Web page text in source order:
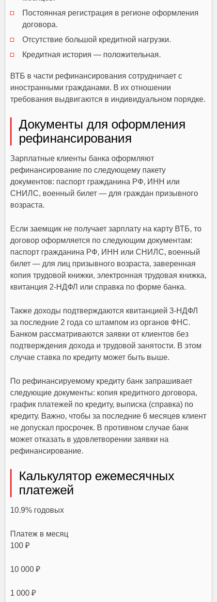
Постоянная регистрация в регионе оформления
договора.
Отсутствие большой кредитной нагрузки.
Кредитная история — положительная.
ВТБ в части рефинансирования сотрудничает с
иностранными гражданами. В их отношении
требования выдвигаются в индивидуальном порядке.
Документы для оформления
рефинансирования
Зарплатные клиенты банка оформляют
рефинансирование по следующему пакету
документов: паспорт гражданина РФ, ИНН или
СНИЛС, военный билет — для граждан призывного
возраста.
Если заемщик не получает зарплату на карту ВТБ, то
договор оформляется по следующим документам:
паспорт гражданина РФ, ИНН или СНИЛС, военный
билет — для лиц призывного возраста, заверенная
копия трудовой книжки, электронная трудовая книжка,
квитанция 2-НДФЛ или справка по форме банка.
Также доходы подтверждаются квитанцией 3-НДФЛ
за последние 2 года со штампом из органов ФНС.
Банком рассматриваются заявки от клиентов без
подтверждения дохода и трудовой занятости. В этом
случае ставка по кредиту может быть выше.
По рефинансируемому кредиту банк запрашивает
следующие документы: копия кредитного договора,
график платежей по кредиту, выписка (справка) по
кредиту. Важно, чтобы за последние 6 месяцев клиент
не допускал просрочек. В противном случае банк
может отказать в удовлетворении заявки на
рефинансирование.
Калькулятор ежемесячных
платежей
10.9% годовых
Платеж в месяц
100 ₽
10 000 ₽
1 000 ₽